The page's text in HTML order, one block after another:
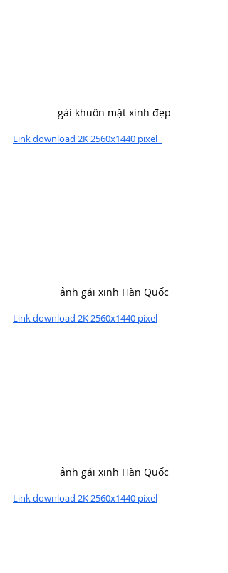
gái khuôn mặt xinh đẹp
Link download 2K 2560x1440 pixel
ảnh gái xinh Hàn Quốc
Link download 2K 2560x1440 pixel
ảnh gái xinh Hàn Quốc
Link download 2K 2560x1440 pixel